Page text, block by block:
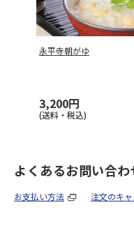
永平寺朝がゆ
3,200円
(送料・税込)
よくあるお問い合わ
お支払い方法 注文のキ